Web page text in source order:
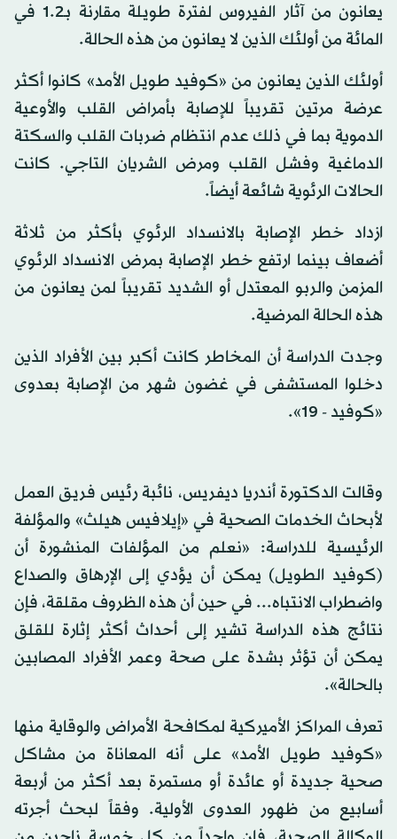
يعانون من آثار الفيروس لفترة طويلة مقارنة بـ1.2 في
المائة من أولئك الذين لا يعانون من هذه الحالة.
أولئك الذين يعانون من «كوفيد طويل الأمد» كانوا أكثر
عرضة مرتين تقريباً للإصابة بأمراض القلب والأوعية
الدموية بما في ذلك عدم انتظام ضربات القلب والسكتة
الدماغية وفشل القلب ومرض الشريان التاجي. كانت
الحالات الرئوية شائعة أيضاً.
ازداد خطر الإصابة بالانسداد الرئوي بأكثر من ثلاثة
أضعاف بينما ارتفع خطر الإصابة بمرض الانسداد الرئوي
المزمن والربو المعتدل أو الشديد تقريباً لمن يعانون من
هذه الحالة المرضية.
وجدت الدراسة أن المخاطر كانت أكبر بين الأفراد الذين
دخلوا المستشفى في غضون شهر من الإصابة بعدوى
«كوفيد - 19».
وقالت الدكتورة أندريا ديفريس، نائبة رئيس فريق العمل
لأبحاث الخدمات الصحية في «إيلافيس هيلث» والمؤلفة
الرئيسية للدراسة: «نعلم من المؤلفات المنشورة أن
(كوفيد الطويل) يمكن أن يؤدي إلى الإرهاق والصداع
واضطراب الانتباه... في حين أن هذه الظروف مقلقة، فإن
نتائج هذه الدراسة تشير إلى أحداث أكثر إثارة للقلق
يمكن أن تؤثر بشدة على صحة وعمر الأفراد المصابين
بالحالة».
تعرف المراكز الأميركية لمكافحة الأمراض والوقاية منها
«كوفيد طويل الأمد» على أنه المعاناة من مشاكل
صحية جديدة أو عائدة أو مستمرة بعد أكثر من أربعة
أسابيع من ظهور العدوى الأولية. وفقاً لبحث أجرته